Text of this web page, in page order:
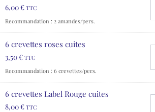
6,00€ TTC
Recommandation : 2 amandes/pers.
6 crevettes roses cuites
3,50€ TTC
Recommandation : 6 crevettes/pers.
6 crevettes Label Rouge cuites
8,00€ TTC